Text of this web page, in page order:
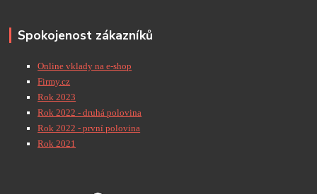
Spokojenost zákazníků
Online vklady na e-shop
Firmy.cz
Rok 2023
Rok 2022 - druhá polovina
Rok 2022 - první polovina
Rok 2021